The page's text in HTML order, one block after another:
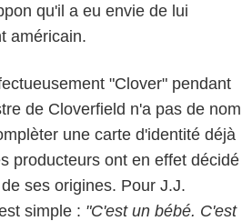
qu'il a eu envie de lui
américain.
"Clover" pendant
de Cloverfield n'a pas de nom
une carte d'identité déjà
producteurs ont en effet décidé
ses origines. Pour J.J.
simple : "C'est un bébé. C'est